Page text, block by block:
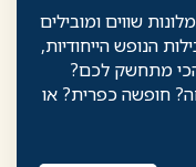
ומעלה במלונות שווים ומובילים
הנופש הייחודיות,
מתחשק לכם?
חופשה כפרית? או